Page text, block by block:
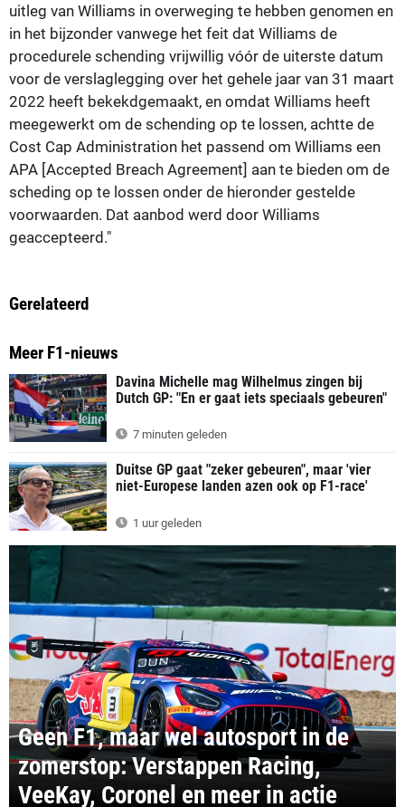
uitleg van Williams in overweging te hebben genomen en
in het bijzonder vanwege het feit dat Williams de
procedurele schending vrijwillig vóór de uiterste datum
voor de verslaglegging over het gehele jaar van 31 maart
2022 heeft bekekdgemaakt, en omdat Williams heeft
meegewerkt om de schending op te lossen, achtte de
Cost Cap Administration het passend om Williams een
APA [Accepted Breach Agreement] aan te bieden om de
scheding op te lossen onder de hieronder gestelde
voorwaarden. Dat aanbod werd door Williams
geaccepteerd."
Gerelateerd
Meer F1-nieuws
Davina Michelle mag Wilhelmus zingen bij
Dutch GP: "En er gaat iets speciaals gebeuren"
7 minuten geleden
Duitse GP gaat "zeker gebeuren", maar 'vier
niet-Europese landen azen ook op F1-race'
1 uur geleden
Geen F1, maar wel autosport in de
zomerstop: Verstappen Racing,
VeeKay, Coronel en meer in actie